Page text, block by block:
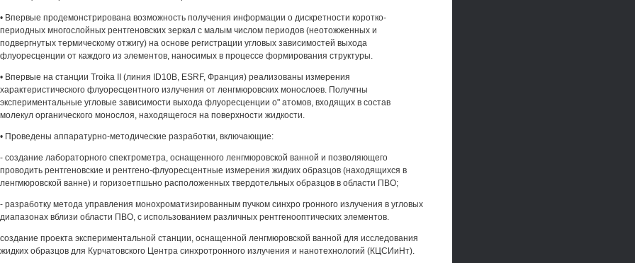
• Впервые продемонстрирована возможность получения информации о дискретности коротко-
периодных многослойных рентгеновских зеркал с малым числом периодов (неотожженных и
подвергнутых термическому отжигу) на основе регистрации угловых зависимостей выхода
флуоресценции от каждого из элементов, наносимых в процессе формирования структуры.
• Впервые на станции Troika II (линия ID10B, ESRF, Франция) реализованы измерения
характеристического флуоресцентного излучения от ленгмюровских монослоев. Получгны
экспериментальные угловые зависимости выхода флуоресценции о" атомов, входящих в состав
молекул органического монослоя, находящегося на поверхности жидкости.
• Проведены аппаратурно-методические разработки, включающие:
- создание лабораторного спектрометра, оснащенного ленгмюровской ванной и позволяющего
проводить рентгеновские и рентгено-флуоресцентные измерения жидких образцов (находящихся в
ленгмюровской ванне) и горизоетпшьно расположенных твердотельных образцов в области ПВО;
- разработку метода управления монохроматизированным пучком синхро гронного излучения в угловых
диапазонах вблизи области ПВО, с использованием различных рентгенооптических элементов.
создание проекта экспериментальной станции, оснащенной ленгмюровской ванной для исследования
жидких образцов для Курчатовского Центра синхротронного излучения и нанотехнологий (КЦСИиНт).